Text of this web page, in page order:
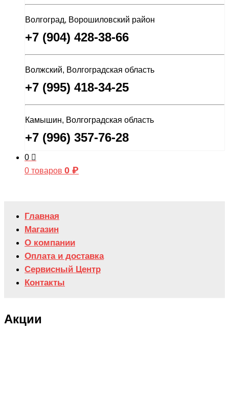
Волгоград, Ворошиловский район
+7 (904) 428-38-66
Волжский, Волгоградская область
+7 (995) 418-34-25
Камышин, Волгоградская область
+7 (996) 357-76-28
0
0 товаров 0 ₽
Главная
Магазин
О компании
Оплата и доставка
Сервисный Центр
Контакты
Акции